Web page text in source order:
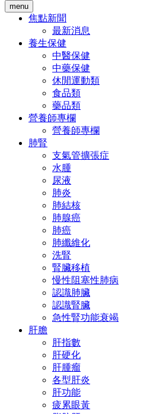
menu
焦點新聞
最新消息
養生保健
中醫保健
中藥保健
休閒運動類
食品類
藥品類
營養師專欄
營養師專欄
肺腎
支氣管擴張症
水腫
尿液
肺炎
肺結核
肺腺癌
肺癌
肺纖維化
洗腎
腎臟移植
慢性阻塞性肺病
認識肺臟
認識腎臟
急性腎功能衰竭
肝膽
肝指數
肝硬化
肝腫瘤
各型肝炎
肝功能
疲累眼黃